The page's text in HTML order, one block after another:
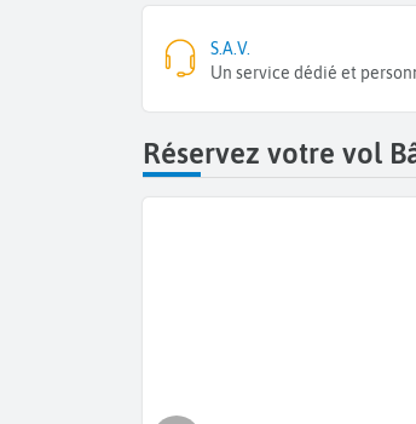
S.A.V.
Un service dédié et
Réservez votre vol